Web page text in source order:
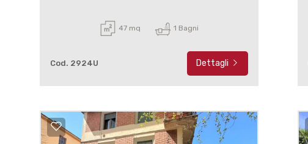
47 mq 1 Bagni
Cod. 2924U Dettagli